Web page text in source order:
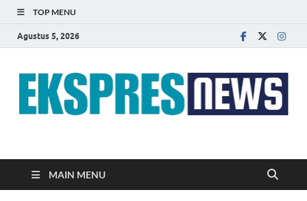
TOP MENU
Agustus 5, 2026
EKSPRES NEWS
MAIN MENU